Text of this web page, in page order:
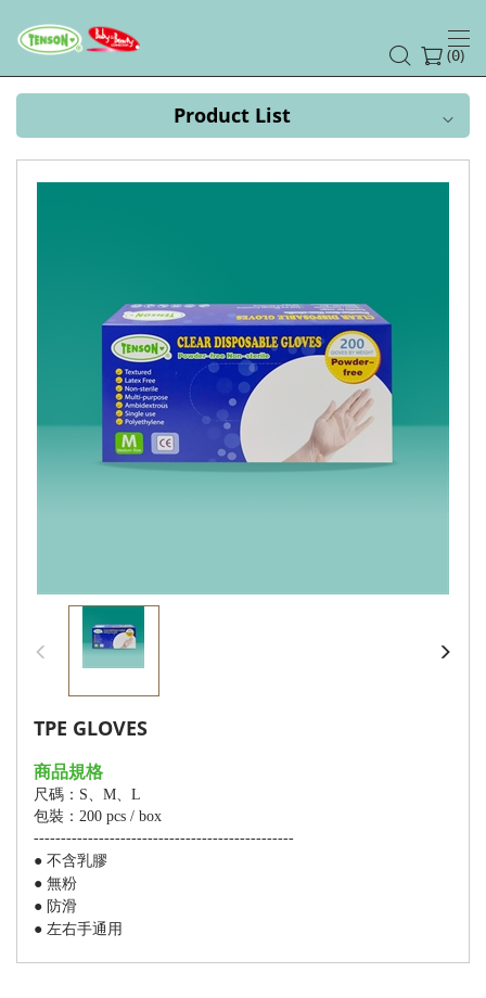
TPE
GLOVES (0)
Product List
TPE GLOVES
商品規格
尺碼：S、M、L
包裝：200 pcs / box
------------------------------------------------
● 不含乳膠
● 無粉
● 防滑
● 左右手通用